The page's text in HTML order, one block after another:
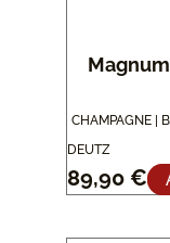
CHAMPAGNE |
DEUTZ
89,90 €